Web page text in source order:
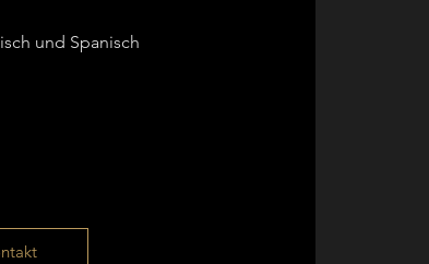
und Spanisch